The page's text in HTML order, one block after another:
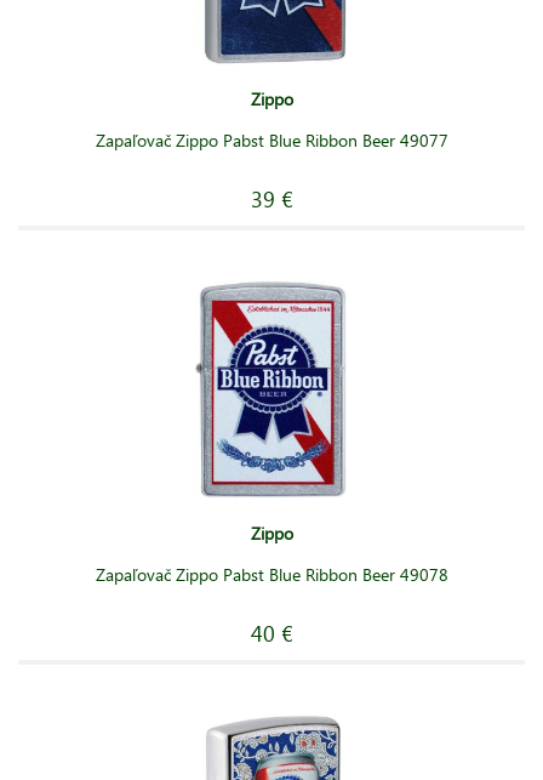
Zippo
Zapaľovač Zippo Pabst Blue Ribbon Beer 49077
39 €
Zippo
Zapaľovač Zippo Pabst Blue Ribbon Beer 49078
40 €